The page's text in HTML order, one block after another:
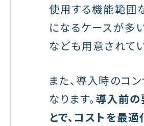
使用する機能範囲
になるケースが多
なども用意されてい
また、導入時のコ
なります。 導入前の
とで、コストを最適